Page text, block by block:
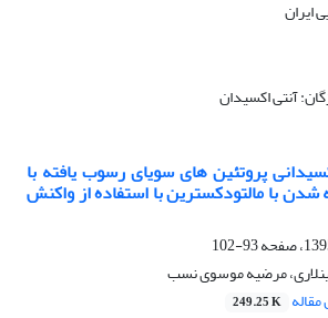
آنتی اکسیدان
پروتئین های سویای رسوب یافته با
شدن با مالتودکسترین با استفاده از واکنش
93-102
مرضیه موسوی نسب
249.25 K